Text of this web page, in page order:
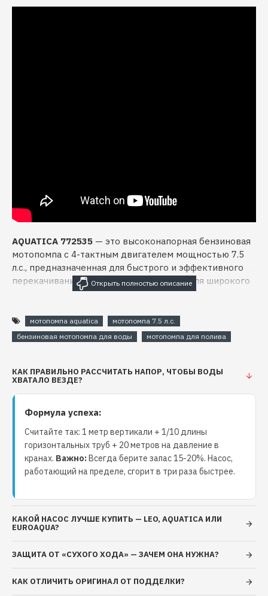
AQUATICA 772535 — это высоконапорная бензиновая
мотопомпа с 4-тактным двигателем мощностью 7.5
л.с., предназначенная для быстрого и эффективного
перекачивания чистой воды. Подходит для широкого
спектра задач: полив, тушение пожаров, откачка воды
теплиц, рыборазводных хозяйств и прудов.
Обеспечиваетмаксимальный напор до 70 ми
ВНИМАНИЕ:перед первым запуском
убедитесь, что в картере двигателя залито
Бензиновая мотопомпа AQUATICA (артикул 772535) —
мощное и универсальное решение для перекачки чистой
производительность и напор. Благодаря надежному 4-
рабочему давлению до 70 м, устройство подходит для
полива, сельского хозяйства, пожаротушения, очистки
бассейнов, рыбного хозяйства и других задач в полевых
мотопомпа aquatica
мотопомпа 7.5 л.с.
бензиновая мотопомпа для воды
мотопомпа для полива
КАК ПРАВИЛЬНО РАССЧИТАТЬ НАПОР, ЧТОБЫ ВОДЫ
ХВАТАЛО ВЕЗДЕ?
Формула успеха:
Считайте так: 1 метр вертикали + 1/10 длины
горизонтальных труб + 20 метров на давление в
кранах. Важно:Всегда берите запас 15-20%. Насос,
работающий на пределе, сгорит в три раза быстрее.
КАКОЙ НАСОС ЛУЧШЕ КУПИТЬ — LEO, AQUATICA ИЛИ
EUROAQUA?
ЗАЩИТА ОТ «СУХОГО ХОДА» — ЗАЧЕМ ОНА НУЖНА?
КАК ОТЛИЧИТЬ ОРИГИНАЛ ОТ ПОДДЕЛКИ?